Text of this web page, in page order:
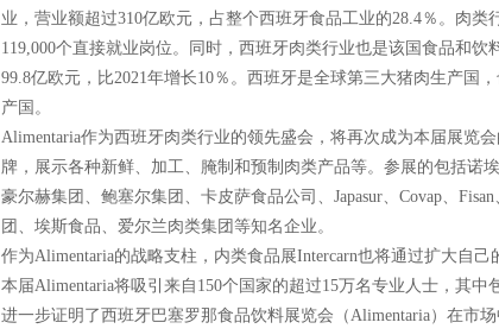
业，营业额超过310亿欧元，占整个西班牙食品工业的28.4％。肉
119,000个直接就业岗位。同时，西班牙肉类行业也是该国食品和饮
99.8亿欧元，比2021年增长10％。西班牙是全球第三大猪肉生产国
产国。
Alimentaria作为西班牙肉类行业的领先盛会，将再次成为本届展览
牌，展示各种新鲜、加工、腌制和预制肉类产品等。参展的包括诺
豪尔赫集团、鲍塞尔集团、卡皮萨食品公司、Japasur、Covap、
团、埃斯食品、爱尔兰肉类集团等知名企业。
作为Alimentaria的战略支柱，内类食品展Intercarn也将通过扩大自
本届Alimentaria将吸引来自150个国家的超过15万名专业人士，其
进一步证明了西班牙巴塞罗那食品饮料展览会（Alimentaria）在市场